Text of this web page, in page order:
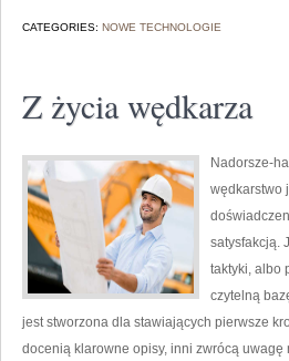
CATEGORIES: NOWE TECHNOLOGIE
Z życia wędkarza
Nadorsze-
wędkarstwo
satysfakcją.
taktyki, albo
czytelną
jest stworzona dla stawiających pierwsze
docenią klarowne opisy, inni zwrócą uwagę